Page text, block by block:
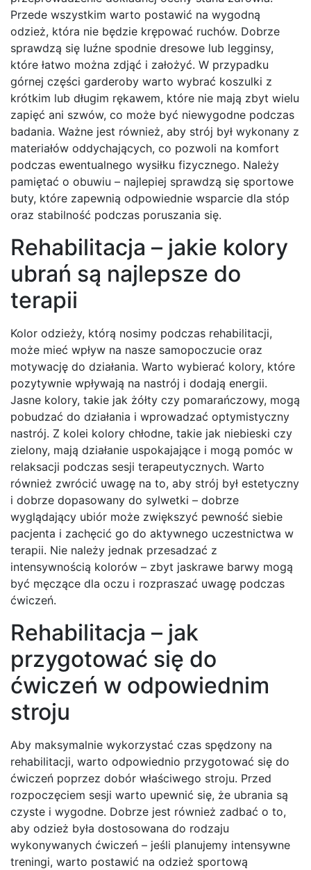
Przede wszystkim warto postawić na wygodną
odzież, która nie będzie krępować ruchów. Dobrze
sprawdzą się luźne spodnie dresowe lub legginsy,
które łatwo można zdjąć i założyć. W przypadku
górnej części garderoby warto wybrać koszulki z
krótkim lub długim rękawem, które nie mają zbyt wielu
zapięć ani szwów, co może być niewygodne podczas
badania. Ważne jest również, aby strój był wykonany z
materiałów oddychających, co pozwoli na komfort
podczas ewentualnego wysiłku fizycznego. Należy
pamiętać o obuwiu – najlepiej sprawdzą się sportowe
buty, które zapewnią odpowiednie wsparcie dla stóp
oraz stabilność podczas poruszania się.
Rehabilitacja – jakie kolory
ubrań są najlepsze do
terapii
Kolor odzieży, którą nosimy podczas rehabilitacji,
może mieć wpływ na nasze samopoczucie oraz
motywację do działania. Warto wybierać kolory, które
pozytywnie wpływają na nastrój i dodają energii.
Jasne kolory, takie jak żółty czy pomarańczowy, mogą
pobudzać do działania i wprowadzać optymistyczny
nastrój. Z kolei kolory chłodne, takie jak niebieski czy
zielony, mają działanie uspokajające i mogą pomóc w
relaksacji podczas sesji terapeutycznych. Warto
również zwrócić uwagę na to, aby strój był estetyczny
i dobrze dopasowany do sylwetki – dobrze
wyglądający ubiór może zwiększyć pewność siebie
pacjenta i zachęcić go do aktywnego uczestnictwa w
terapii. Nie należy jednak przesadzać z
intensywnością kolorów – zbyt jaskrawe barwy mogą
być męczące dla oczu i rozpraszać uwagę podczas
ćwiczeń.
Rehabilitacja – jak
przygotować się do
ćwiczeń w odpowiednim
stroju
Aby maksymalnie wykorzystać czas spędzony na
rehabilitacji, warto odpowiednio przygotować się do
ćwiczeń poprzez dobór właściwego stroju. Przed
rozpoczęciem sesji warto upewnić się, że ubrania są
czyste i wygodne. Dobrze jest również zadbać o to,
aby odzież była dostosowana do rodzaju
wykonywanych ćwiczeń – jeśli planujemy intensywne
treningi, warto postawić na odzież sportową